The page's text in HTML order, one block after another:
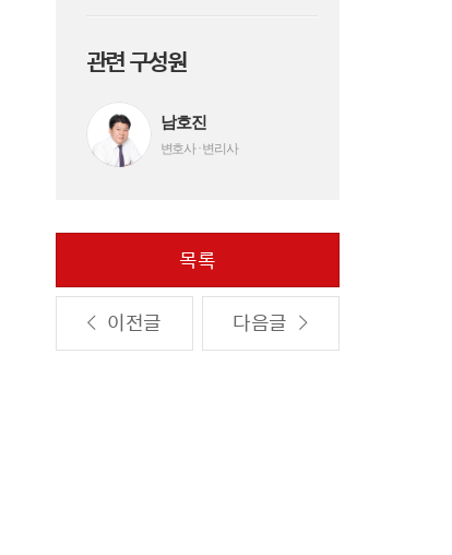
관련 구성원
남호진
변호사 · 변리사
목록
이전글 다음글